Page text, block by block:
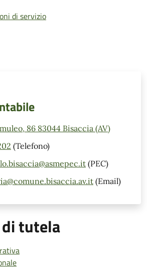
di servizio
86 83044 Bisaccia (AV)
(Telefono)
(PEC)
(Email)
tutela